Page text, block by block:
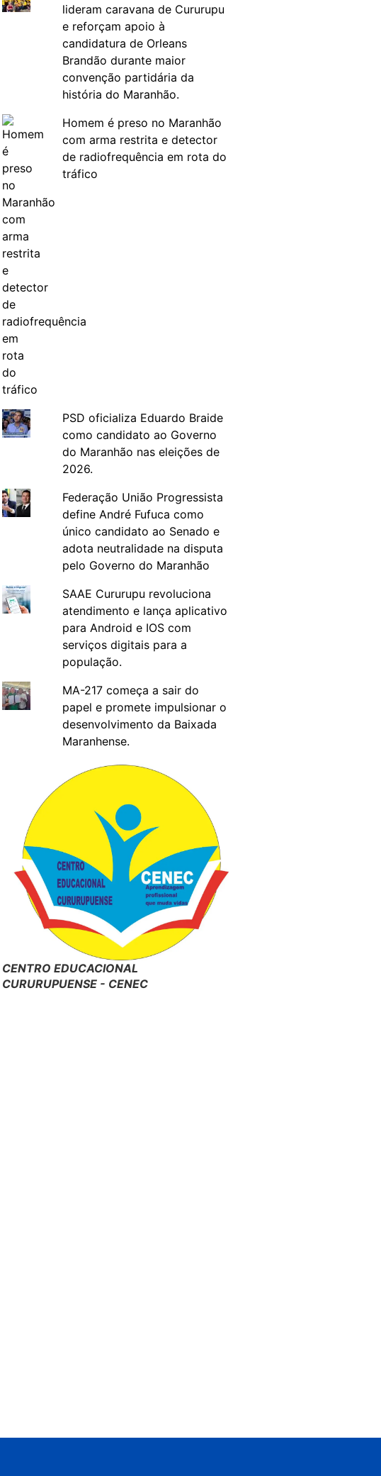
lideram caravana de Cururupu
e reforçam apoio à
candidatura de Orleans
Brandão durante maior
convenção partidária da
história do Maranhão.
Homem é preso no Maranhão
com arma restrita e detector
de radiofrequência em rota do
tráfico
PSD oficializa Eduardo Braide
como candidato ao Governo
do Maranhão nas eleições de
2026.
Federação União Progressista
define André Fufuca como
único candidato ao Senado e
adota neutralidade na disputa
pelo Governo do Maranhão
SAAE Cururupu revoluciona
atendimento e lança aplicativo
para Android e IOS com
serviços digitais para a
população.
MA-217 começa a sair do
papel e promete impulsionar o
desenvolvimento da Baixada
Maranhense.
CENTRO EDUCACIONAL
CURURUPUENSE - CENEC